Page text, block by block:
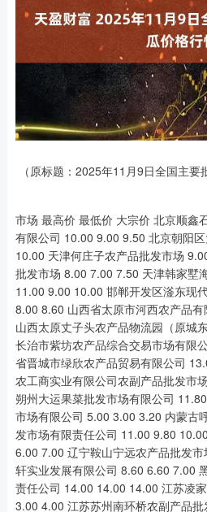
（原标题：2025年11月9日全国主
市场 最高价 最低价 大宗价 北京顺鑫
有限公司 10.00 9.00 9.50 北京朝阳
10.00 天津何庄子农产品批发市场
批发市场 8.00 7.00 7.50 天津韩家墅
11.00 9.00 10.00 邯郸开发区滏东现
8.00 8.60 山西省太原市河西农产品
山西太原丈子头农产品物流园（原城
长治市紫坊农产品综合交易市场有限
省晋城市绿欣农产品贸易有限公司
农工商实业有限公司农副产品批发市
朔州大运果菜批发市场有限公司
市场有限公司 5.00 3.00 3.20 内蒙古
发市场有限责任公司 11.00 9.80
6.00 7.00 辽宁鞍山宁远农产品批发
轩实业发展有限公司 8.60 6.60 7.00
责任公司 14.00 14.00 14.00 江苏凌
3.00 4.00 江苏苏州南环桥农副产品